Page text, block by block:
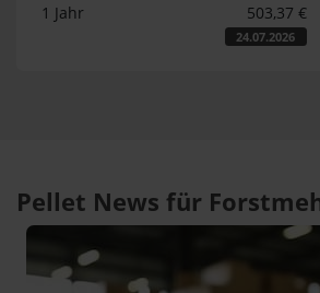
1 Jahr 503,37 €
24.07.2026
Pellet News für